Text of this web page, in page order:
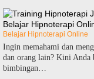
Belajar Hipnoterapi
Belajar Hipnoterapi Online
Ingin memahami dan
dan orang lain? Kini Anda
bimbingan…